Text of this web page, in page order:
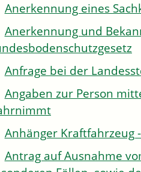
Anerkennung eines
Anerkennung und
Anfrage bei der
Angaben zur Person
Anhänger Kraftfahrzeug
Antrag auf Ausnahme